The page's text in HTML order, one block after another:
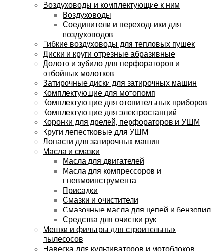
Воздуховоды и комплектующие к ним
Воздуховоды
Соединители и переходники для
воздуховодов
Гибкие воздуховоды для тепловых пушек
Диски и круги отрезные абразивные
Долото и зубило для перфораторов и
отбойных молотков
Затирочные диски для затирочных машин
Комплектующие для мотопомп
Комплектующие для отопительных приборов
Комплектующие для электростанций
Коронки для дрелей, перфораторов и УШМ
Круги лепестковые для УШМ
Лопасти для затирочных машин
Масла и смазки
Масла для двигателей
Масла для компрессоров и
пневмоинструмента
Присадки
Смазки и очистители
Смазочные масла для цепей и бензопил
Средства для очистки рук
Мешки и фильтры для строительных
пылесосов
Навеска для культиваторов и мотоблоков